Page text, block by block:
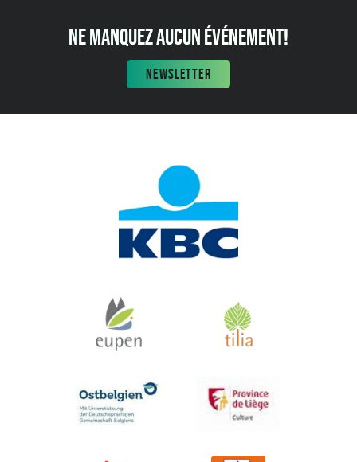
NE MANQUEZ AUCUN ÉVÉNEMENT!
NEWSLETTER